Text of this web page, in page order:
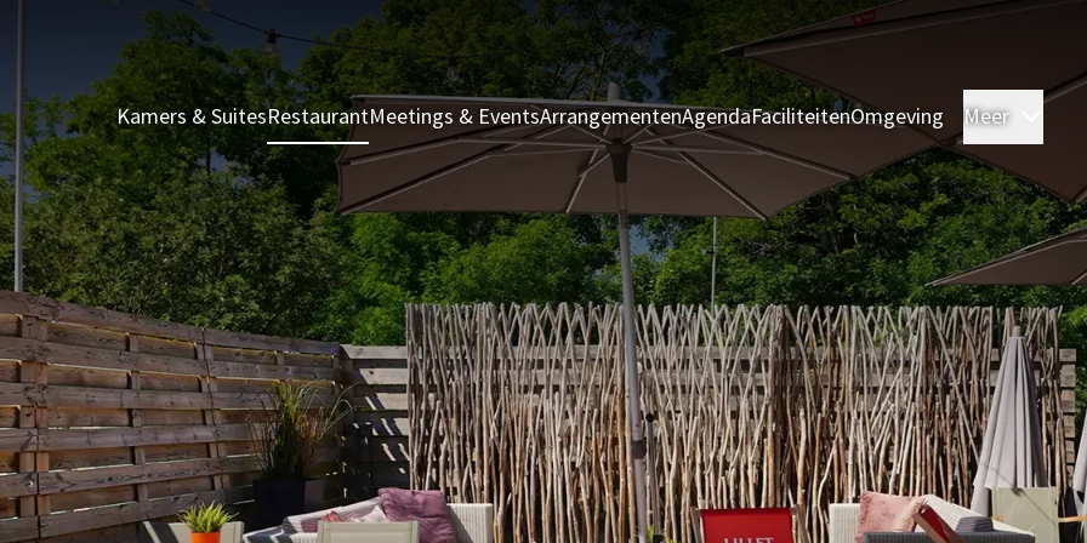
Kamers & SuitesRestaurantMeetings & EventsArrangementenAgendaFaciliteitenOmgeving Meer